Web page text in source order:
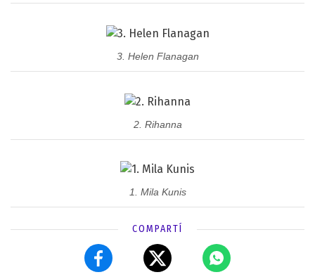
3. Helen Flanagan
2. Rihanna
1. Mila Kunis
COMPARTÍ